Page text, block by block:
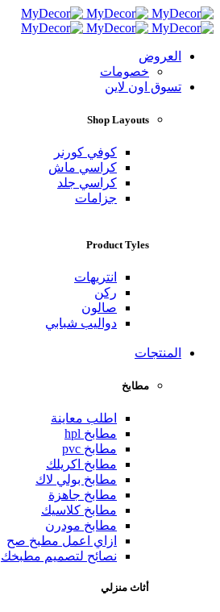
العروض
خصومات
تسوق اون لاين
Shop Layouts
كوفي كورنر
كراسي ماش
كراسي جلد
جزامات
Product Tyles
انتريهات
ركن
صالون
دواليب شبابي
المنتجات
مطابخ
اطلب معاينة
مطابخ hpl
مطابخ pvc
مطابخ اكريلك
مطابخ بولي لاك
مطابخ جاهزة
مطابخ كلاسيك
مطابخ مودرن
ازاي اعمل مطبخ صح
نصائح لتصميم مطبخك
أثاث منزلي